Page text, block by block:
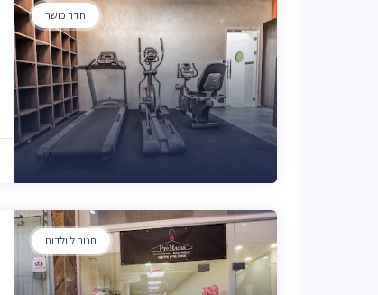
חדר כושר
חנות ליולדות